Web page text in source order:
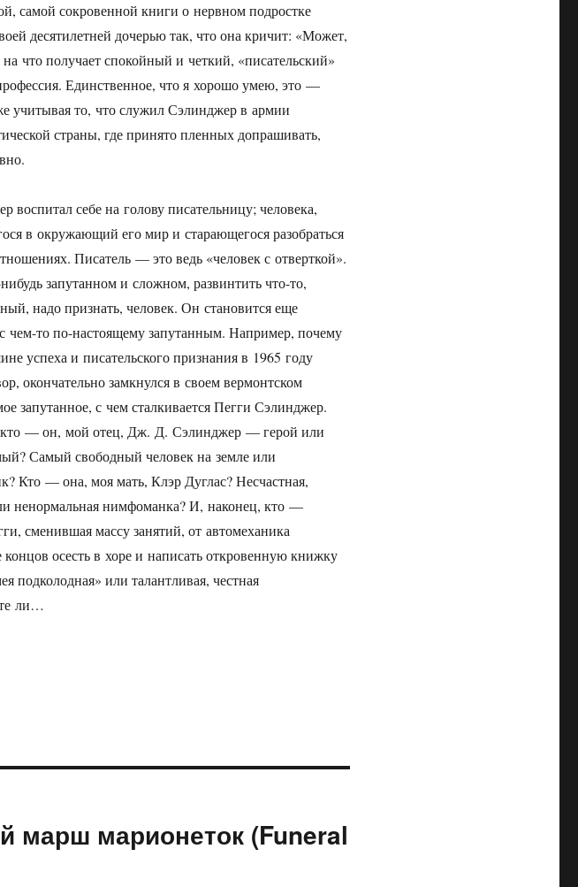
самой сокровенной книги о нервном подростке
десятилетней дочерью так, что она кричит: «Может,
что получает спокойный и четкий, «писательский»
Единственное, что я хорошо умею, это —
учитывая то, что служил Сэлинджер в армии
страны, где принято пленных допрашивать,
воспитал себе на голову писательницу; человека,
в окружающий его мир и старающегося разобраться
Писатель — это ведь «человек с отверткой».
запутанном и сложном, развинтить что-то,
надо признать, человек. Он становится еще
с чем-то по-настоящему запутанным. Например, почему
успеха и писательского признания в 1965 году
окончательно замкнулся в своем вермонтском
запутанное, с чем сталкивается Пегги Сэлинджер.
кто — он, мой отец, Дж. Д. Сэлинджер — герой или
Самый свободный человек на земле или
Кто — она, моя мать, Клэр Дуглас? Несчастная,
ненормальная нимфоманка? И, наконец, кто —
сменившая массу занятий, от автомеханика
осесть в хоре и написать откровенную книжку
подколодная» или талантливая, честная
ли…
марш марионеток (Funeral